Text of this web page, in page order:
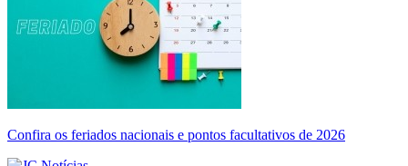
Confira os feriados nacionais e pontos facultativos de 2026